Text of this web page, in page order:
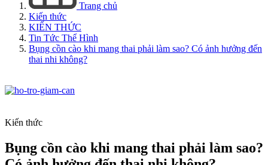
Trang chủ
Kiến thức
KIẾN THỨC
Tin Tức Thể Hình
Bụng cồn cào khi mang thai phải làm sao? Có ảnh hưởng đến
thai nhi không?
Kiến thức
Bụng cồn cào khi mang thai phải làm sao?